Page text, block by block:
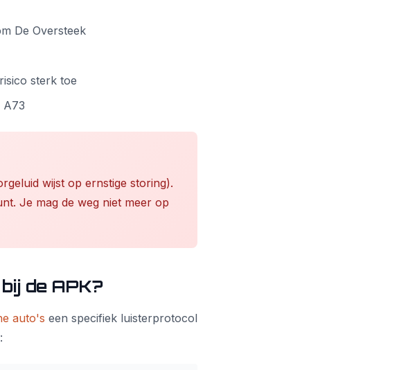
De Oversteek
sterk toe
A73
wijst op ernstige storing).
Je mag de weg niet meer op
de APK?
auto's een specifiek luisterprotocol